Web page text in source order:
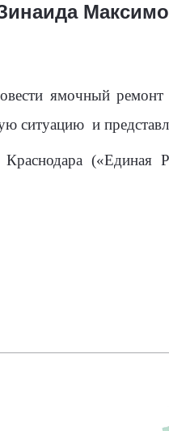
ямочный ремонт
ситуацию и
(«Единая